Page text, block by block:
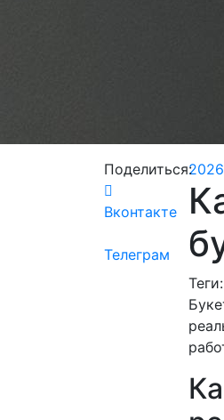
Теги:
Поделиться:
Вконтакте
Телеграм